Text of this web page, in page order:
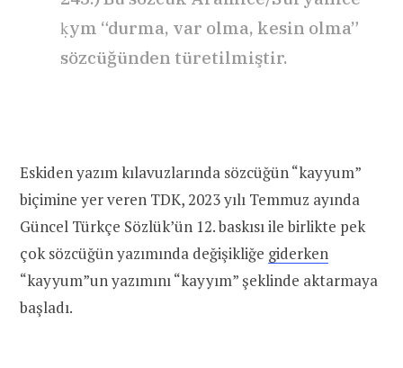
ḳym “durma, var olma, kesin olma”
sözcüğünden türetilmiştir.
Eskiden yazım kılavuzlarında sözcüğün “kayyum”
biçimine yer veren TDK, 2023 yılı Temmuz ayında
Güncel Türkçe Sözlük’ün 12. baskısı ile birlikte pek
çok sözcüğün yazımında değişikliğe giderken
“kayyum”un yazımını “kayyım” şeklinde aktarmaya
başladı.